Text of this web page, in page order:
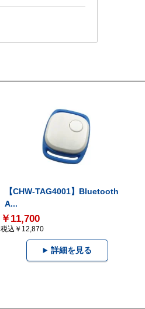
【CHW-TAG4001】Bluetooth
A...
￥11,700
税込￥12,870
詳細を見る